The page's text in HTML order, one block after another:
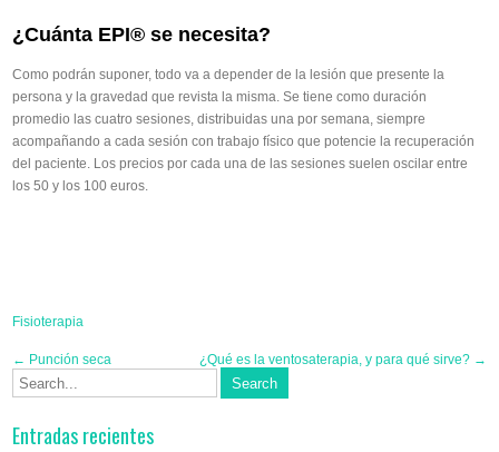
¿Cuánta EPI® se necesita?
Como podrán suponer, todo va a depender de la lesión que presente la
persona y la gravedad que revista la misma. Se tiene como duración
promedio las cuatro sesiones, distribuidas una por semana, siempre
acompañando a cada sesión con trabajo físico que potencie la recuperación
del paciente. Los precios por cada una de las sesiones suelen oscilar entre
los 50 y los 100 euros.
Fisioterapia
Post
navigation
← Punción seca ¿Qué es la ventosaterapia, y para qué sirve? →
Entradas recientes